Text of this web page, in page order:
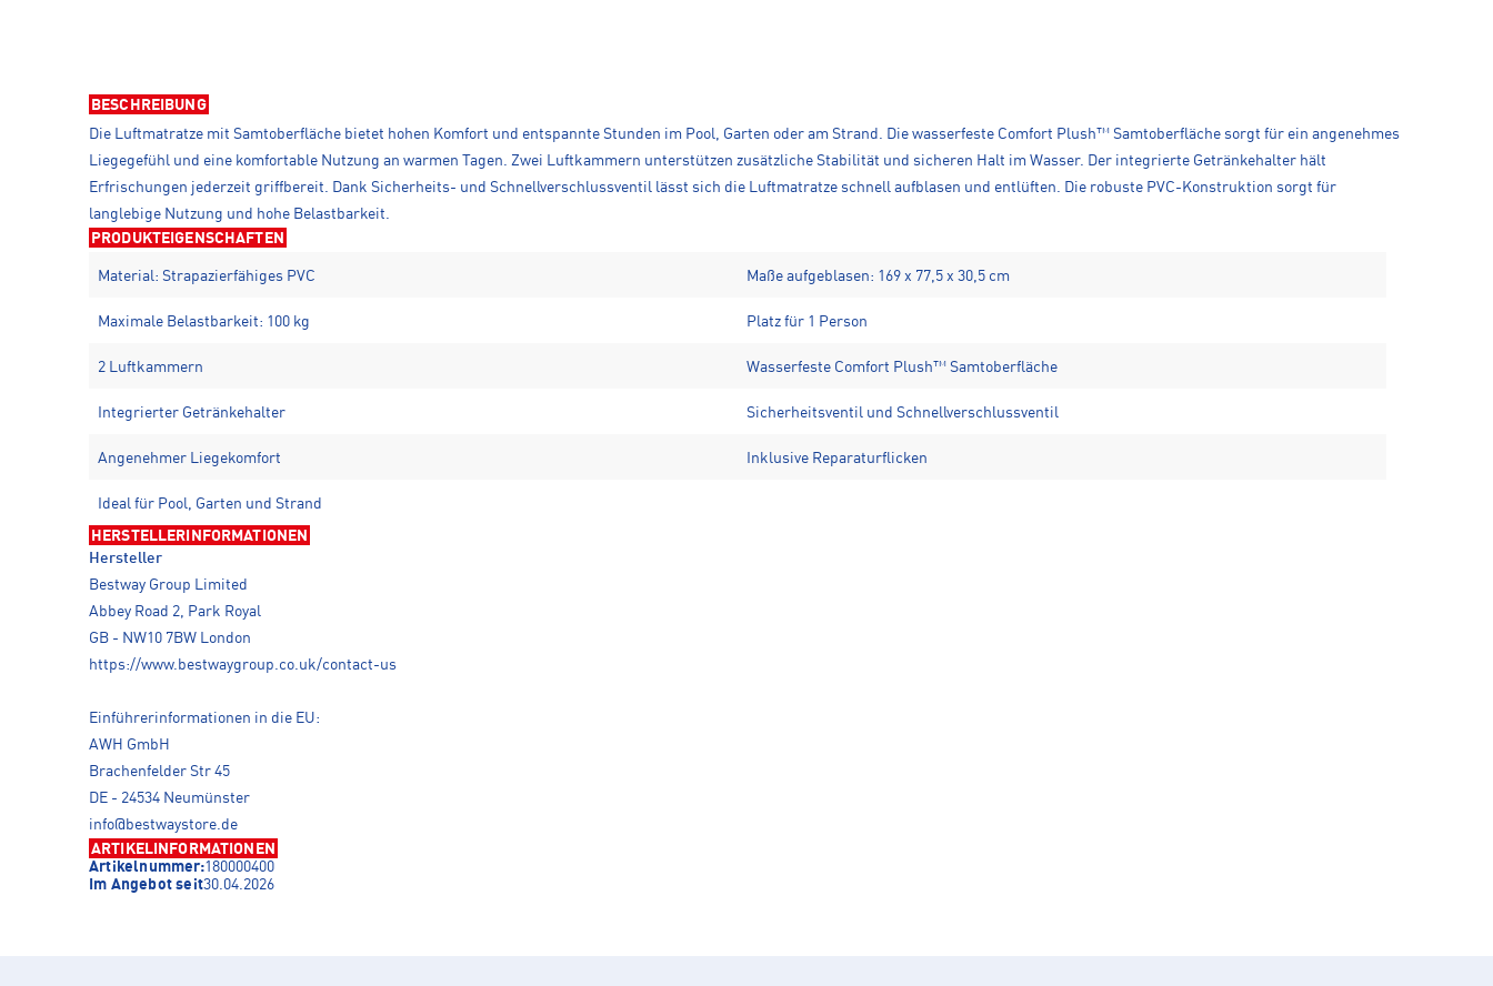
BESCHREIBUNG
Die Luftmatratze mit Samtoberfläche bietet hohen Komfort und entspannte Stunden im Pool, Garten oder am Strand. Die wasserfeste Comfort Plush™ Samtoberfläche sorgt für ein angenehmes
Liegegefühl und eine komfortable Nutzung an warmen Tagen. Zwei Luftkammern unterstützen zusätzliche Stabilität und sicheren Halt im Wasser. Der integrierte Getränkehalter hält
Erfrischungen jederzeit griffbereit. Dank Sicherheits- und Schnellverschlussventil lässt sich die Luftmatratze schnell aufblasen und entlüften. Die robuste PVC-Konstruktion sorgt für
langlebige Nutzung und hohe Belastbarkeit.
PRODUKTEIGENSCHAFTEN
Material: Strapazierfähiges PVC Maße aufgeblasen: 169 x 77,5 x 30,5 cm
Maximale Belastbarkeit: 100 kg Platz für 1 Person
2 Luftkammern Wasserfeste Comfort Plush™ Samtoberfläche
Integrierter Getränkehalter Sicherheitsventil und Schnellverschlussventil
Angenehmer Liegekomfort Inklusive Reparaturflicken
Ideal für Pool, Garten und Strand
HERSTELLERINFORMATIONEN
Hersteller
Bestway Group Limited
Abbey Road 2, Park Royal
GB - NW10 7BW London
https://www.bestwaygroup.co.uk/contact-us
Einführerinformationen in die EU:
AWH GmbH
Brachenfelder Str 45
DE - 24534 Neumünster
info@bestwaystore.de
ARTIKELINFORMATIONEN
Artikelnummer:180000400
Im Angebot seit30.04.2026